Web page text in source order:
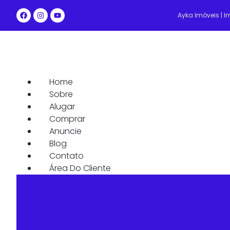
Ayka Imóveis |
Home
Sobre
Alugar
Comprar
Anuncie
Blog
Contato
Área Do Cliente